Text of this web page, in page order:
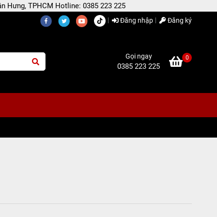
Đăng nhập Đăng ký
Gọi ngay
0385 223 225
0
Hưng, TPHCM Hotline: 0385 223 225